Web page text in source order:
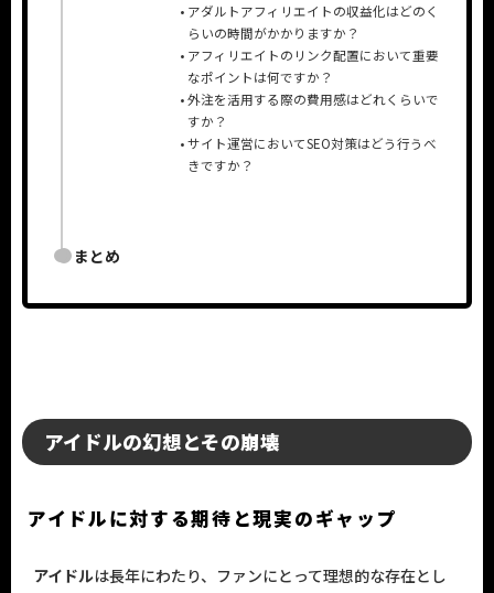
アダルトアフィリエイトの収益化はどのく
らいの時間がかかりますか？
アフィリエイトのリンク配置において重要
なポイントは何ですか？
外注を活用する際の費用感はどれくらいで
すか？
サイト運営においてSEO対策はどう行うべ
きですか？
まとめ
アイドルの幻想とその崩壊
アイドルに対する期待と現実のギャップ
アイドルは長年にわたり、ファンにとって理想的な存在とし